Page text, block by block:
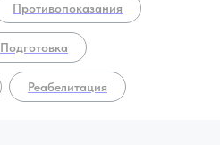
Противопоказания
Подготовка
Реабелитация